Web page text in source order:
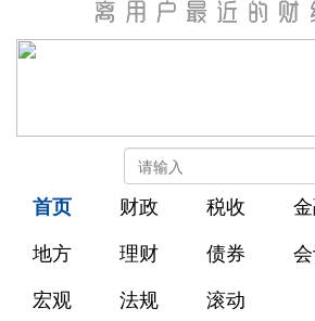
首页 财政 税收
地方 理财 债券
宏观 法规 滚动